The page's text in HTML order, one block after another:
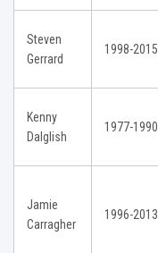
Steven
Gerrard
1998-2015
Kenny
Dalglish
1977-1990
Jamie
Carragher
1996-2013